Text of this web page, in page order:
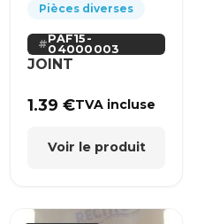
Pièces diverses
PAF15-
04000003
JOINT
1.39€TVA incluse
Voir le produit